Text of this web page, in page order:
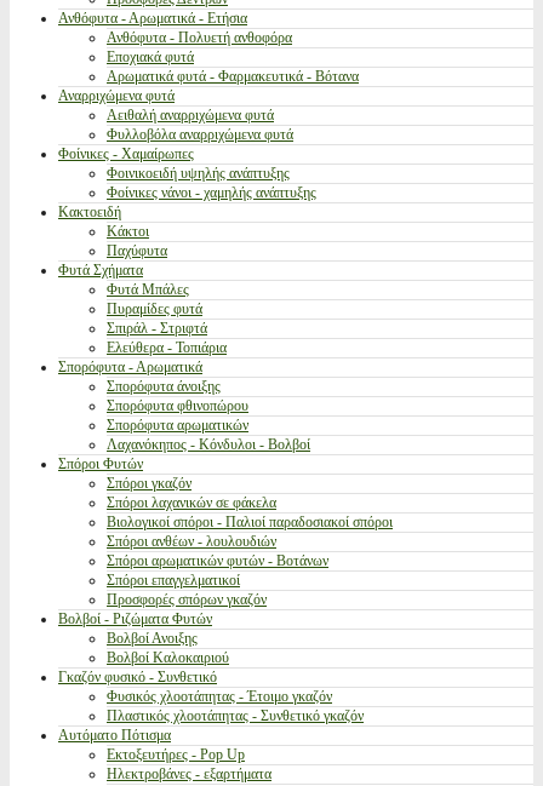
Ανθόφυτα - Αρωματικά - Ετήσια
Ανθόφυτα - Πολυετή ανθοφόρα
Εποχιακά φυτά
Αρωματικά φυτά - Φαρμακευτικά - Βότανα
Αναρριχώμενα φυτά
Αειθαλή αναρριχώμενα φυτά
Φυλλοβόλα αναρριχώμενα φυτά
Φοίνικες - Χαμαίρωπες
Φοινικοειδή υψηλής ανάπτυξης
Φοίνικες νάνοι - χαμηλής ανάπτυξης
Κακτοειδή
Κάκτοι
Παχύφυτα
Φυτά Σχήματα
Φυτά Μπάλες
Πυραμίδες φυτά
Σπιράλ - Στριφτά
Ελεύθερα - Τοπιάρια
Σπορόφυτα - Αρωματικά
Σπορόφυτα άνοιξης
Σπορόφυτα φθινοπώρου
Σπορόφυτα αρωματικών
Λαχανόκηπος - Κόνδυλοι - Βολβοί
Σπόροι Φυτών
Σπόροι γκαζόν
Σπόροι λαχανικών σε φάκελα
Βιολογικοί σπόροι - Παλιοί παραδοσιακοί σπόροι
Σπόροι ανθέων - λουλουδιών
Σπόροι αρωματικών φυτών - Βοτάνων
Σπόροι επαγγελματικοί
Προσφορές σπόρων γκαζόν
Βολβοί - Ριζώματα Φυτών
Βολβοί Ανοιξης
Βολβοί Καλοκαιριού
Γκαζόν φυσικό - Συνθετικό
Φυσικός χλοοτάπητας - Έτοιμο γκαζόν
Πλαστικός χλοοτάπητας - Συνθετικό γκαζόν
Αυτόματο Πότισμα
Εκτοξευτήρες - Pop Up
Ηλεκτροβάνες - εξαρτήματα